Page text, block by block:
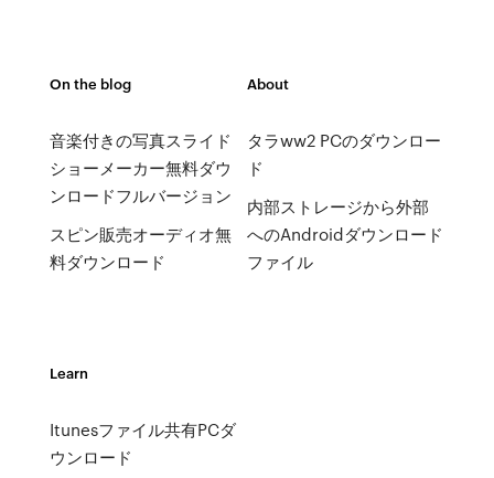
On the blog
音楽付きの写真スライド
ショーメーカー無料ダウ
ンロードフルバージョン
スピン販売オーディオ無
料ダウンロード
About
タラww2 PCのダウンロー
ド
内部ストレージから外部
へのAndroidダウンロード
ファイル
Learn
Itunesファイル共有PCダ
ウンロード